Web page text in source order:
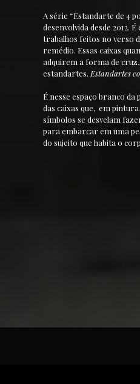
A série “Estandarte de 4
desenvolvida desde 2012.
trabalhos feitos no verso
remédio. Essas caixas
adquirem a forma de
estandartes. Estandartes
É nesse espaço branco
das caixas que, em
símbolos se desvelam
para embarcar em uma
do sujeito que habita o